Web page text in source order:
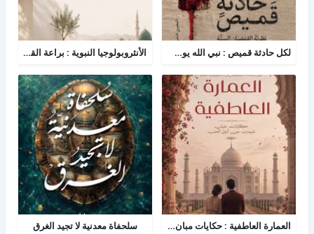
لكل حادثة قميص : نبي الله يوسف - نظرية القمصان الستة في قراءة القصة القرآنية الأنثروبولوجيا النبوية : براعة القائد في دراسة الفرد والمجتمع
العمارة العاطفية : حكايات مبان شيدن من أجل الحب سلحفاة معدنية لا تجيد الغرق